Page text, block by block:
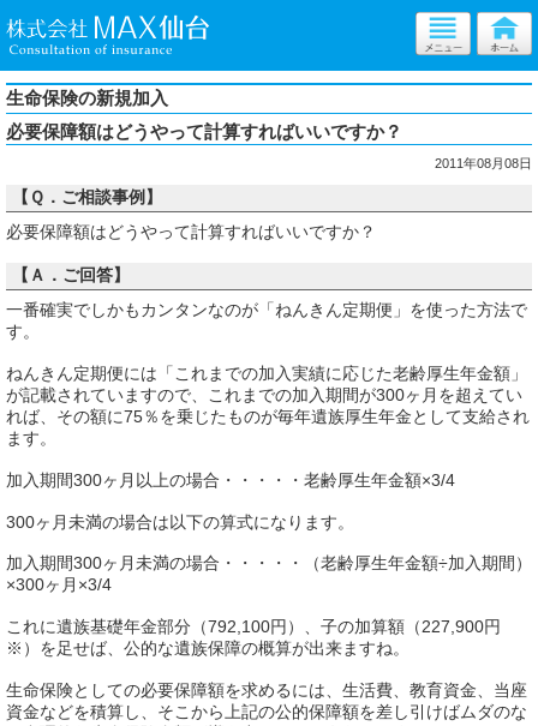
生命保険の新規加入
必要保障額はどうやって計算すればいいですか？
2011年08月08日
【Ｑ．ご相談事例】
必要保障額はどうやって計算すればいいですか？
【Ａ．ご回答】
一番確実でしかもカンタンなのが「ねんきん定期便」を使った方法で
す。
ねんきん定期便には「これまでの加入実績に応じた老齢厚生年金額」
が記載されていますので、これまでの加入期間が300ヶ月を超えてい
れば、その額に75％を乗じたものが毎年遺族厚生年金として支給され
ます。
加入期間300ヶ月以上の場合・・・・・老齢厚生年金額×3/4
300ヶ月未満の場合は以下の算式になります。
加入期間300ヶ月未満の場合・・・・・（老齢厚生年金額÷加入期間）
×300ヶ月×3/4
これに遺族基礎年金部分（792,100円）、子の加算額（227,900円
※）を足せば、公的な遺族保障の概算が出来ますね。
生命保険としての必要保障額を求めるには、生活費、教育資金、当座
資金などを積算し、そこから上記の公的保障額を差し引けばムダのな